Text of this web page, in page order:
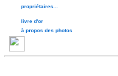
propriétaires...
livre d'or
à propos des photos